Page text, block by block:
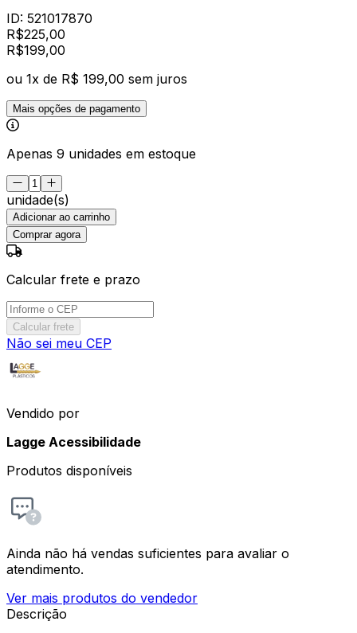
ID: 521017870
R$225,00
R$199,00
ou 1x de R$ 199,00 sem juros
Mais opções de pagamento
Apenas 9 unidades em estoque
unidade(s)
Adicionar ao carrinho
Comprar agora
Calcular frete e prazo
Calcular frete
Não sei meu CEP
Vendido por
Lagge Acessibilidade
Produtos disponíveis
Ainda não há vendas suficientes para avaliar o
atendimento.
Ver mais produtos do vendedor
Descrição